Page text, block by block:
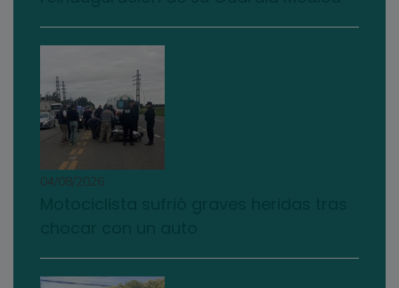
04/08/2026